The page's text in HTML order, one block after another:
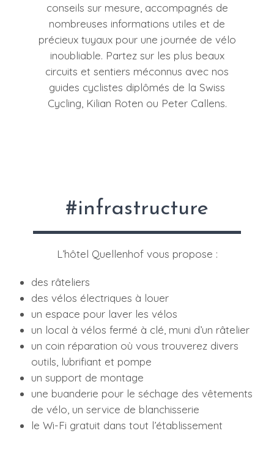
conseils sur mesure, accompagnés de
nombreuses informations utiles et de
précieux tuyaux pour une journée de vélo
inoubliable. Partez sur les plus beaux
circuits et sentiers méconnus avec nos
guides cyclistes diplômés de la Swiss
Cycling, Kilian Roten ou Peter Callens.
#infrastructure
L’hôtel Quellenhof vous propose :
des râteliers
des vélos électriques à louer
un espace pour laver les vélos
un local à vélos fermé à clé, muni d’un râtelier
un coin réparation où vous trouverez divers
outils, lubrifiant et pompe
un support de montage
une buanderie pour le séchage des vêtements
de vélo, un service de blanchisserie
le Wi-Fi gratuit dans tout l’établissement